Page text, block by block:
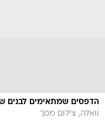
הדפסים שמתאימים לבנים
וואלה, צילום מסך